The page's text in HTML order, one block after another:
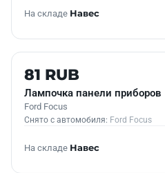
На складе Навес
Б/У В НАЛИЧИИ
81 RUB
Лампочка панели приборов
Ford Focus
Снято с автомобиля: Ford Focus
На складе Навес